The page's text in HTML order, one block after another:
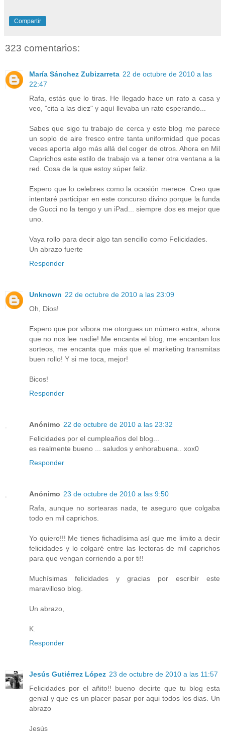
Compartir
323 comentarios:
María Sánchez Zubizarreta 22 de octubre de 2010 a las
22:47
Rafa, estás que lo tiras. He llegado hace un rato a casa y
veo, "cita a las diez" y aquí llevaba un rato esperando...
Sabes que sigo tu trabajo de cerca y este blog me parece
un soplo de aire fresco entre tanta uniformidad que pocas
veces aporta algo más allá del coger de otros. Ahora en Mil
Caprichos este estilo de trabajo va a tener otra ventana a la
red. Cosa de la que estoy súper feliz.
Espero que lo celebres como la ocasión merece. Creo que
intentaré participar en este concurso divino porque la funda
de Gucci no la tengo y un iPad... siempre dos es mejor que
uno.
Vaya rollo para decir algo tan sencillo como Felicidades.
Un abrazo fuerte
Responder
Unknown 22 de octubre de 2010 a las 23:09
Oh, Dios!
Espero que por víbora me otorgues un número extra, ahora
que no nos lee nadie! Me encanta el blog, me encantan los
sorteos, me encanta que más que el marketing transmitas
buen rollo! Y si me toca, mejor!
Bicos!
Responder
Anónimo 22 de octubre de 2010 a las 23:32
Felicidades por el cumpleaños del blog...
es realmente bueno ... saludos y enhorabuena.. xox0
Responder
Anónimo 23 de octubre de 2010 a las 9:50
Rafa, aunque no sortearas nada, te aseguro que colgaba
todo en mil caprichos.
Yo quiero!!! Me tienes fichadísima así que me limito a decir
felicidades y lo colgaré entre las lectoras de mil caprichos
para que vengan corriendo a por ti!!
Muchísimas felicidades y gracias por escribir este
maravilloso blog.
Un abrazo,
K.
Responder
Jesús Gutiérrez López 23 de octubre de 2010 a las 11:57
Felicidades por el añito!! bueno decirte que tu blog esta
genial y que es un placer pasar por aqui todos los dias. Un
abrazo
Jesús